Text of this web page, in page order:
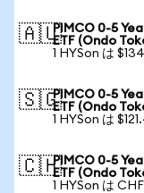
🇦🇺PIMCO 0-5
ETF (Ondo
1 HYSon は
🇸🇬PIMCO 0-5
ETF (Ondo
1 HYSon は
🇨🇭PIMCO 0-5
ETF (Ondo
1 HYSon は